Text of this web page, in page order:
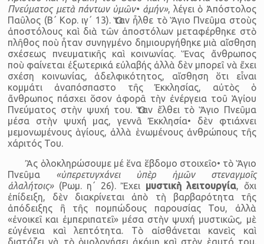
Πνεύματος μετὰ πάντων ὑμῶν• ἀμήν», λέγει ὁ Ἀπόστολος
Παῦλος (Β΄ Κορ. ιγ΄ 13). Ὅταν ἦλθε τὸ Ἅγιο Πνεῦμα στοὺς
ἀποστόλους καὶ διὰ τῶν ἀποστόλων μεταφέρθηκε στὸ
πλῆθος ποὺ ἦταν συνηγμένο δημιουργήθηκε μιὰ αἴσθηση
σχέσεως πνευματικῆς καὶ κοινωνίας. Ἕνας ἄνθρωπος
ποὺ φαίνεται ἐξωτερικά εὐλαβής ἀλλὰ δὲν μπορεῖ νὰ ἔχει
σχέση κοινωνίας, ἀδελφικότητος, αἴσθηση ὅτι εἶναι
κομμάτι ἀναπόσπαστο τῆς Ἐκκλησίας, αὐτὸς ὁ
ἄνθρωπος πάσχει ὅσον ἀφορᾶ τὴν ἐνέργεια τοῦ Ἁγἰου
Πνεύματος στὴν ψυχή του. Ὅταν ἔλθει τὸ Ἅγιο Πνεῦμα
μέσα στὴν ψυχή μας, γεννᾶ Ἐκκλησία• δὲν φτιάχνει
μεμονωμένους ἁγίους, ἀλλὰ ἑνωμένους ἀνθρώπους τῆς
χάριτός Του.
Ἂς ὁλοκληρώσουμε μέ ἕνα ἕβδομο στοιχεῖο• τὸ Ἅγιο
Πνεῦμα «ὑπερετυγχάνει ὑπὲρ ἡμῶν στεναγμοῖς
ἀλαλήτοις»(Ρωμ. η΄ 26). Ἔχει μυστικὴ λειτουργία, ὄχι
ἐπίδειξη, δὲν διακρίνεται ἀπὸ τὴ βαρβαρότητα τῆς
ἀπόδειξης ἢ τῆς πομπώδους παρουσίας Του, ἀλλὰ
«ἐνοικεῖ και ἐμπεριπατεῖ» μέσα στὴν ψυχή μυστικῶς, μὲ
εὐγένεια καὶ λεπτότητα. Τὸ αἰσθάνεται κανεὶς καὶ
διστάζει νὰ τὸ ὁμολογήσει ἀκόμη καὶ στὸν ἑαυτό του.